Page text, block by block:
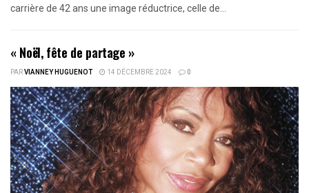
carrière de 42 ans une image réductrice, celle de...
« Noël, fête de partage »
PARVIANNEY HUGUENOT 14 DÉCEMBRE 2024 0